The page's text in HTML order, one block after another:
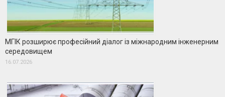
МГІК розширює професійний діалог із міжнародним інженерним
середовищем
16.07.2026